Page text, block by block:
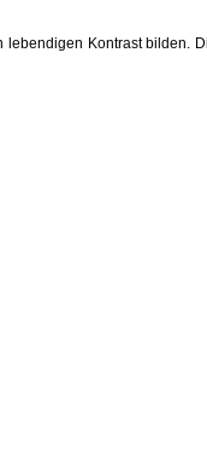
Kontrast bilden.